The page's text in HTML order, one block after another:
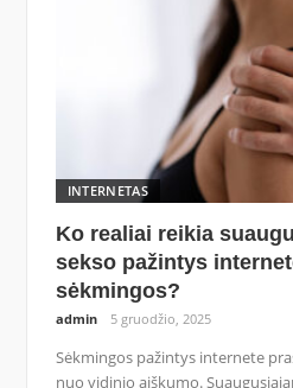
INTERNETAS
Ko realiai reikia
sekso pažintys
sėkmingos?
admin 5 gruodžio, 2025
Sėkmingos pažintys internete
nuo vidinio aiškumo.